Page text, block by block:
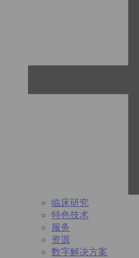
临床研究
特色技术
服务
资源
数字解决方案